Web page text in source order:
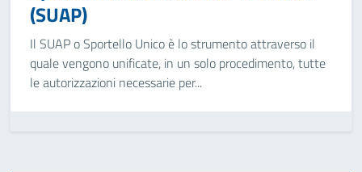
(SUAP)
Il SUAP o Sportello Unico è lo strumento attraverso il
quale vengono unificate, in un solo procedimento, tutte
le autorizzazioni necessarie per...